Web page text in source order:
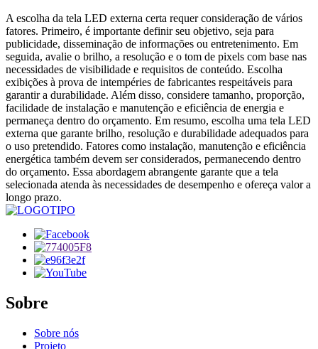
A escolha da tela LED externa certa requer consideração de vários
fatores. Primeiro, é importante definir seu objetivo, seja para
publicidade, disseminação de informações ou entretenimento. Em
seguida, avalie o brilho, a resolução e o tom de pixels com base nas
necessidades de visibilidade e requisitos de conteúdo. Escolha
exibições à prova de intempéries de fabricantes respeitáveis ​​para
garantir a durabilidade. Além disso, considere tamanho, proporção,
facilidade de instalação e manutenção e eficiência de energia e
permaneça dentro do orçamento. Em resumo, escolha uma tela LED
externa que garante brilho, resolução e durabilidade adequados para
o uso pretendido. Fatores como instalação, manutenção e eficiência
energética também devem ser considerados, permanecendo dentro
do orçamento. Essa abordagem abrangente garante que a tela
selecionada atenda às necessidades de desempenho e ofereça valor a
longo prazo.
Sobre
Sobre nós
Projeto